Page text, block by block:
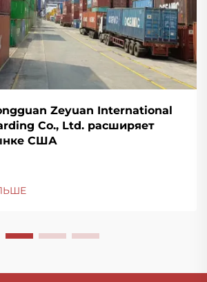
Zeyuan International
Co., Ltd. расширяет
США